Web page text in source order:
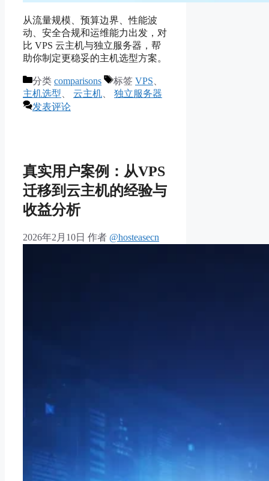
从流量规模、预算边界、性能波
动、安全合规和运维能力出发，对
比 VPS 云主机与独立服务器，帮
助你制定更稳妥的主机选型方案。
分类 comparisons 标签 VPS
主机选型
云主机
独立服务器
发表评论
真实用户案例：从VPS
迁移到云主机的经验与
收益分析
2026年2月10日 作者 @hosteasecn